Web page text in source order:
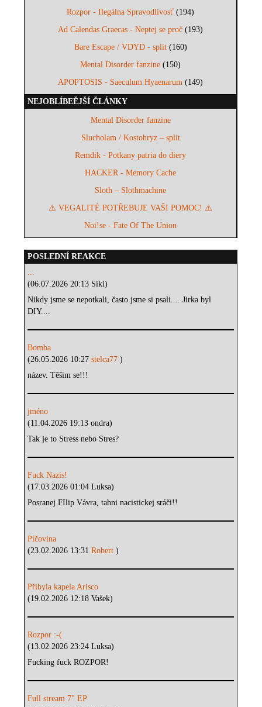
Rozpor - Ilegálna Spravodlivosť (194)
Ad Calendas Graecas - Neptej se proč (193)
Bare Escape / VDYD - split(160)
Mental Disorder fanzine (150)
APOPTOSIS - Saeculum Hyaenarum (149)
NEJOBLÍBEĚJŠÍ ČLÁNKY
Mental Disorder fanzine
Slucholam / Kostohryz – split
Remdik - Potkany patria do diery
HACKER - Memory Cache
Sloth – Slothmachine
⚠️ VEGALITÉ POTŘEBUJE VAŠI POMOC! ⚠️
Noi!se - Fate Of The Union
POSLEDNÍ REAKCE
...
(06.07.2026 20:13 Siki)
Nikdy jsme se nepotkali, často jsme si psali.... Jirka byl
DIY....
Bomba
(26.05.2026 10:27stelca77)
název. Těšim se!!!
jméno
(11.04.2026 19:13 ondra)
Tak je to Stress nebo Stres?
Fuck Nazis!
(17.03.2026 01:04 Luksa)
Posranej FIlip Vávra, tahni nacistickej sráči!!
Píčovina
(23.02.2026 13:31Robert)
Přibyla kapela Arisco
(19.02.2026 12:18 Vašek)
Rozpor :-(
(13.02.2026 23:24 Luksa)
Fucking fuck ROZPOR!
Full stream 7" EP